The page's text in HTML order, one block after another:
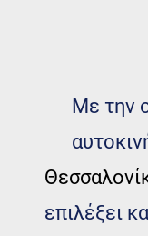
Με την
επιλέξει